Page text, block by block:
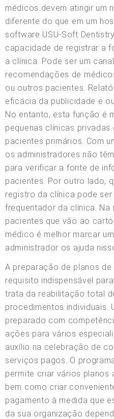
médicos devem atingir um
diferente do que em um
software USU-Soft
capacidade de registrar a
a clínica. Pode ser um
recomendações de
ou outros pacientes.
eficácia da publicidade e
No entanto, esta função é
pequenas clínicas
pacientes primários. Com
os administradores não
para verificar a fonte de
pacientes. Por outro lado,
registro da clínica pode
frequentador da clínica.
pacientes que vão ao
médico é melhor marcar
administrador os ajuda
A preparação de planos
requisito indispensável
trata da reabilitação total
procedimentos individuais.
preparado com
ações para vários
auxílio na celebração de
serviços pagos. O
permite criar vários planos
bem como criar
pagamento à medida que
da sua organização